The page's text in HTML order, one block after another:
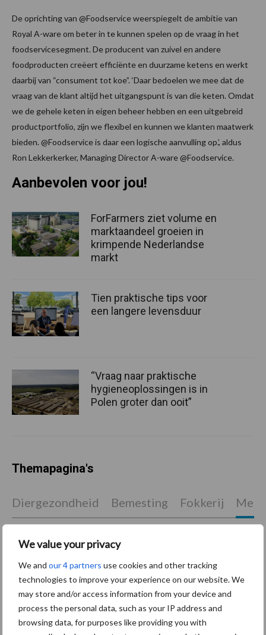
We value your privacy
We and our 4 partners use cookies and other tracking
technologies to improve your experience on our website. We
may store and/or access information from your device and
process the personal data, such as your IP address and
browsing data, for purposes like providing you with
De oprichting van @Foodservice weerspiegelt de ambitie van
Royal A-ware om beter in te kunnen spelen op de vraag in het
foodservicesegment. De producent van zuivel en andere
foodproducten creëert efficiënte en duurzame ketens en werkt
daarbij van “consument tot koe”. ‘Daar bedoelen we mee dat de
vraag van de klant altijd het uitgangspunt is van die keten. Omdat
we de gehele keten in eigen beheer hebben en een uitgebreid
productportfolio, zijn we flexibel en kunnen we klanten maatwerk
bieden. @Foodservice is daar een logische aanvulling op.’, aldus
Ron Lekkerkerker, Managing Director A-ware @Foodservice.
Aanbevolen voor jou!
ForFarmers ziet volume en
marktaandeel groeien in
krimpende Nederlandse
markt
Tien praktische tips voor
een langere levensduur
“Vraag naar praktische
hygieneoplossingen is in
Polen groter dan ooit”
Themapagina's
Diergezondheid Bemesting Fokkerij
Bedrijfsnieuws
Ligbox &
Voerhekken